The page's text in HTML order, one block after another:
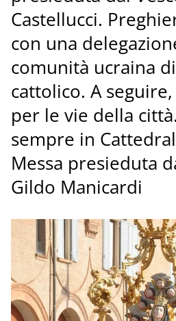
Castellucci.
con una
comunità ucraina
cattolico. A
per le vie della
sempre in
Messa presieduta
Gildo Manicardi